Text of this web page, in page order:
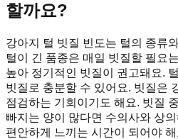
할까요?
강아지 털 빗질 빈도는 털의 종류
털이 긴 품종은 매일 빗질할 필요
높아 정기적인 빗질이 권고돼요.
빗질로 충분할 수 있어요. 빗질은
점검하는 기회이기도 해요. 빗질
빠지는 양이 많다면 수의사와 상
편안하게 느끼는 시간이 되어야 해